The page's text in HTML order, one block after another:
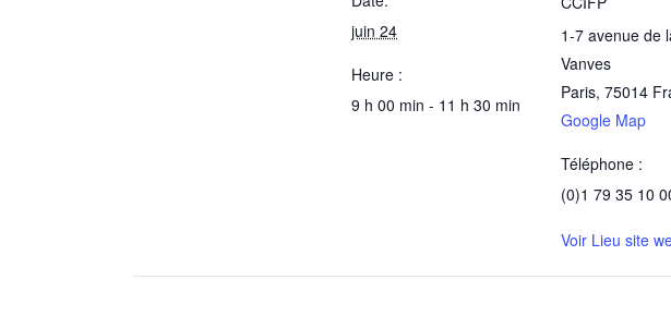
juin 24
Heure :
9 h 00 min - 11 h 30 min
1-7 avenue de
Vanves
Paris, 75014
Google Map
Téléphone :
(0)1 79 35 10
Voir Lieu site